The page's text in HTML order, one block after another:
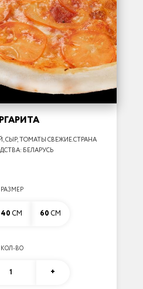
СЫР, ТОМАТЫ СВЕЖИЕ.СТРАНА
БЕЛАРУСЬ
РАЗМЕР
40 СМ 60 СМ
КОЛ-ВО
1 +